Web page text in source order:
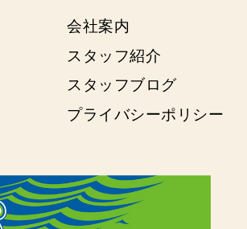
会社案内
スタッフ紹介
スタッフブログ
プライバシーポリシー